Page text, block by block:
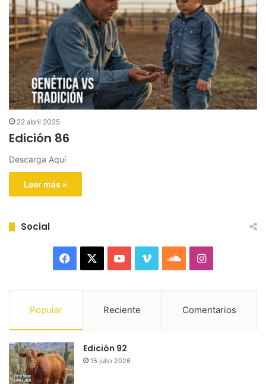
22 abril 2025
Edición 86
Descarga Aquí
Leer más »
Social
e
b
o
u
T
u
e
S
u
n
I
s
t
Popular Reciente Comentarios
Edición 92
15 julio 2026